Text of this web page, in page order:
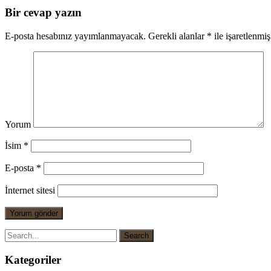
Bir cevap yazın
E-posta hesabınız yayımlanmayacak. Gerekli alanlar * ile
Yorum
İsim *
E-posta *
İnternet sitesi
Kategoriler